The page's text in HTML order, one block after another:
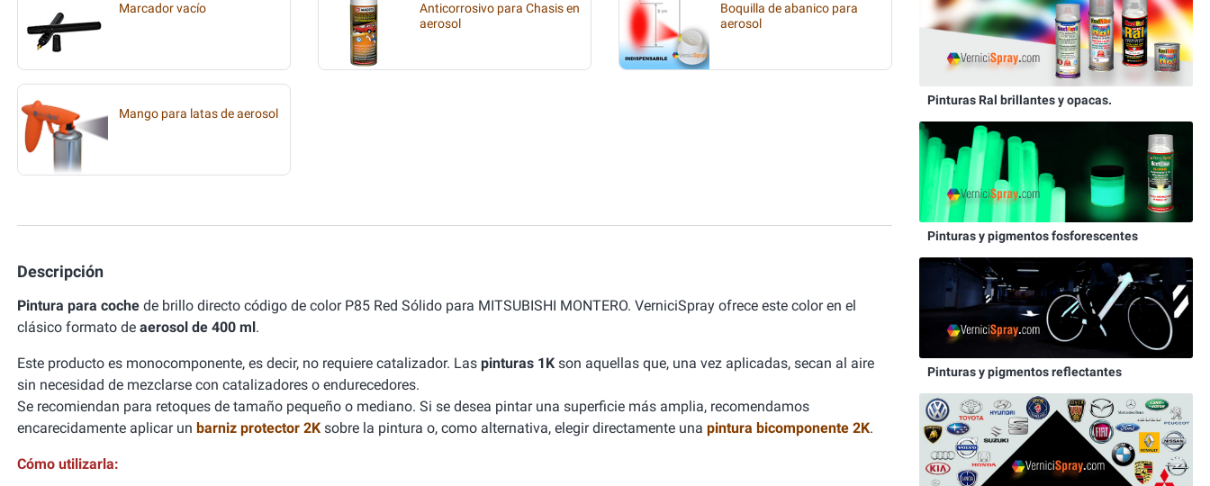
Marcador vacío
Anticorrosivo para Chasis en
aerosol
Boquilla de abanico para
aerosol
Mango para latas de aerosol
Descripción
Pintura para coche de brillo directo código de color P85 Red Sólido para MITSUBISHI MONTERO. VerniciSpray ofrece este color en el
clásico formato de aerosol de 400 ml.
Este producto es monocomponente, es decir, no requiere catalizador. Las pinturas 1K son aquellas que, una vez aplicadas, secan al aire
sin necesidad de mezclarse con catalizadores o endurecedores.
Se recomiendan para retoques de tamaño pequeño o mediano. Si se desea pintar una superficie más amplia, recomendamos
encarecidamente aplicar un barniz protector 2K sobre la pintura o, como alternativa, elegir directamente una pintura bicomponente 2K.
Cómo utilizarla:
Pinturas Ral brillantes y opacas.
Pinturas y pigmentos fosforescentes
Pinturas y pigmentos reflectantes